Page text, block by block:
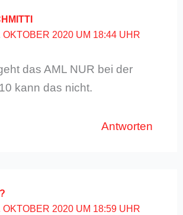
OKTOBER 2020 UM 18:44 UHR
das AML NUR bei der
kann das nicht.
Antworten
OKTOBER 2020 UM 18:59 UHR